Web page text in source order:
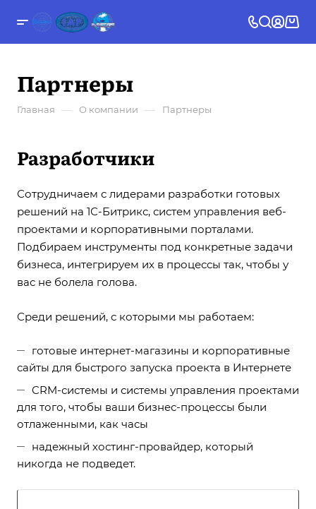
Партнеры
Главная — О компании — Партнеры
Разработчики
Сотрудничаем с лидерами разработки готовых
решений на 1С-Битрикс, систем управления веб-
проектами и корпоративными порталами.
Подбираем инструменты под конкретные задачи
бизнеса, интегрируем их в процессы так, чтобы у
вас не болела голова.
Среди решений, с которыми мы работаем:
готовые интернет-магазины и корпоративные
сайты для быстрого запуска проекта в Интернете
CRM-системы и системы управления проектами
для того, чтобы ваши бизнес-процессы были
отлаженными, как часы
надежный хостинг-провайдер, который
никогда не подведет.